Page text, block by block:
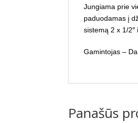
Jungiama prie
paduodamas į
sistemą 2 x 1/
Gamintojas –
Panašūs